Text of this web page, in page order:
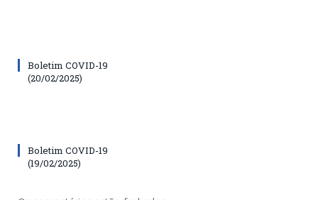
Boletim COVID-19
(20/02/2025)
Boletim COVID-19
(19/02/2025)